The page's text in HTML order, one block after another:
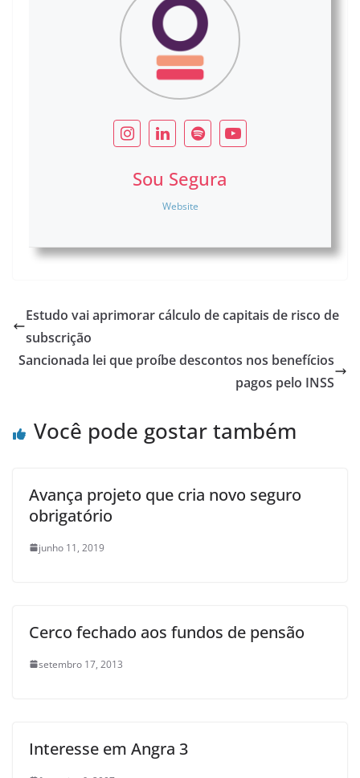
Sou Segura
Website
Estudo vai aprimorar cálculo de capitais de risco de
subscrição
Sancionada lei que proíbe descontos nos benefícios
pagos pelo INSS
Você pode gostar também
Avança projeto que cria novo seguro
obrigatório
junho 11, 2019
Cerco fechado aos fundos de pensão
setembro 17, 2013
Interesse em Angra 3